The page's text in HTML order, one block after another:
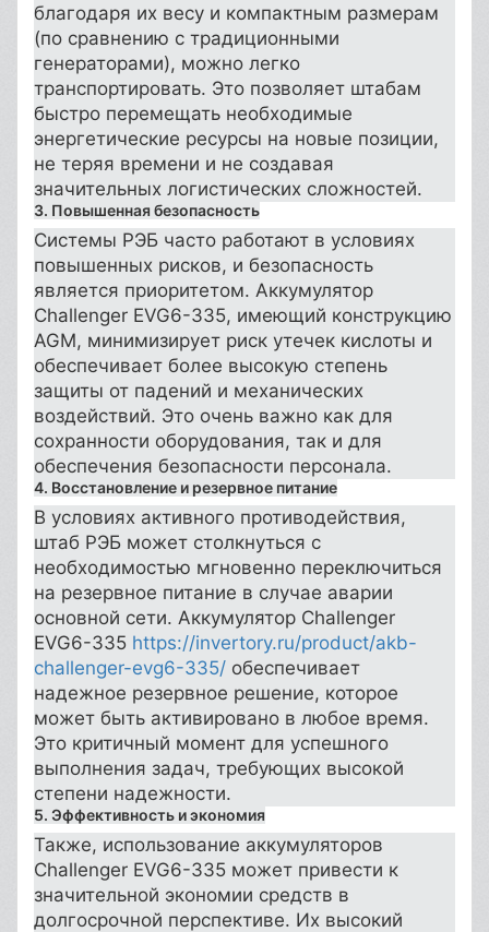
благодаря их весу и компактным размерам
(по сравнению с традиционными
генераторами), можно легко
транспортировать. Это позволяет штабам
быстро перемещать необходимые
энергетические ресурсы на новые позиции,
не теряя времени и не создавая
значительных логистических сложностей.
3. Повышенная безопасность
Системы РЭБ часто работают в условиях
повышенных рисков, и безопасность
является приоритетом. Аккумулятор
Challenger EVG6-335, имеющий конструкцию
AGM, минимизирует риск утечек кислоты и
обеспечивает более высокую степень
защиты от падений и механических
воздействий. Это очень важно как для
сохранности оборудования, так и для
обеспечения безопасности персонала.
4. Восстановление и резервное питание
В условиях активного противодействия,
штаб РЭБ может столкнуться с
необходимостью мгновенно переключиться
на резервное питание в случае аварии
основной сети. Аккумулятор Challenger
EVG6-335 https://invertory.ru/product/akb-
challenger-evg6-335/ обеспечивает
надежное резервное решение, которое
может быть активировано в любое время.
Это критичный момент для успешного
выполнения задач, требующих высокой
степени надежности.
5. Эффективность и экономия
Также, использование аккумуляторов
Challenger EVG6-335 может привести к
значительной экономии средств в
долгосрочной перспективе. Их высокий